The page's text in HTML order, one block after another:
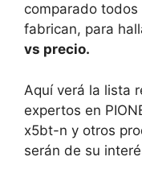
comparado
fabrican, para
vs precio.
Aquí verá la lista
expertos en
x5bt-n y otros
serán de su